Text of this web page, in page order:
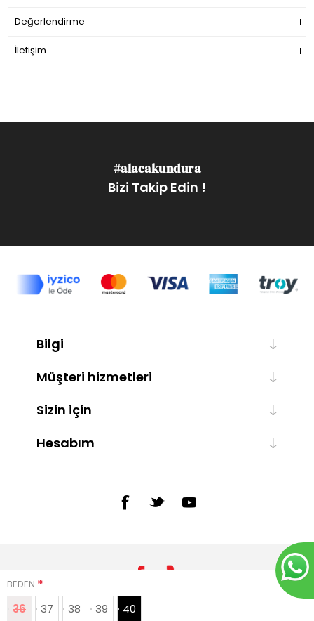
BEDEN *
36 37 38 39 40
Değerlendirme
İletişim
#alacakundura
Bizi Takip Edin !
Bilgi
Müşteri hizmetleri
Sizin için
Hesabım